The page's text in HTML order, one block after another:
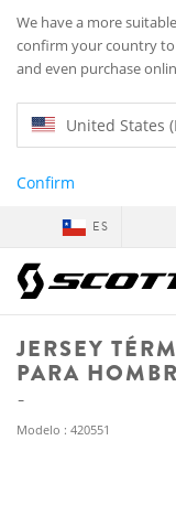
We have a more
confirm your country
and even purchase
United States
Confirm
ES
JERSEY
PARA
Modelo : 420551